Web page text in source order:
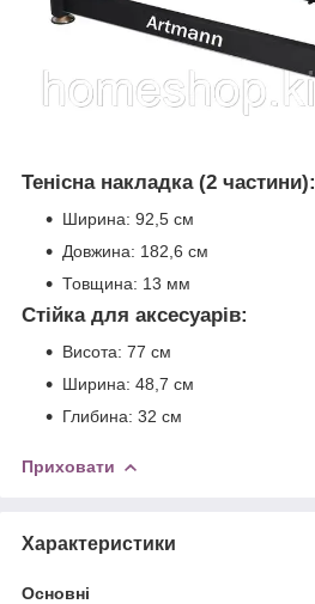
Тенісна накладка (2 частини):
Ширина: 92,5 см
Довжина: 182,6 см
Товщина: 13 мм
Стійка для аксесуарів:
Висота: 77 см
Ширина: 48,7 см
Глибина: 32 см
Приховати
Характеристики
Основні